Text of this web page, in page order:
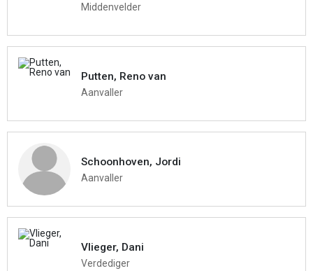
Middenvelder
Putten, Reno van
Aanvaller
Schoonhoven, Jordi
Aanvaller
Vlieger, Dani
Verdediger